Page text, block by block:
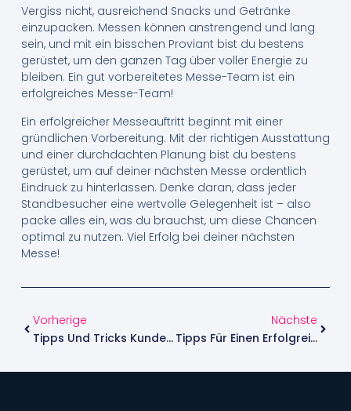
Vergiss nicht, ausreichend Snacks und Getränke
einzupacken. Messen können anstrengend und lang
sein, und mit ein bisschen Proviant bist du bestens
gerüstet, um den ganzen Tag über voller Energie zu
bleiben. Ein gut vorbereitetes Messe-Team ist ein
erfolgreiches Messe-Team!
Ein erfolgreicher Messeauftritt beginnt mit einer
gründlichen Vorbereitung. Mit der richtigen Ausstattung
und einer durchdachten Planung bist du bestens
gerüstet, um auf deiner nächsten Messe ordentlich
Eindruck zu hinterlassen. Denke daran, dass jeder
Standbesucher eine wertvolle Gelegenheit ist – also
packe alles ein, was du brauchst, um diese Chancen
optimal zu nutzen. Viel Erfolg bei deiner nächsten
Messe!
Vorherige
Tipps Und Tricks Kundenmagnet Messestand Leicht Gemacht
Nächste
Tipps Für Einen Erfolgreichen Und Einladenden Messestand